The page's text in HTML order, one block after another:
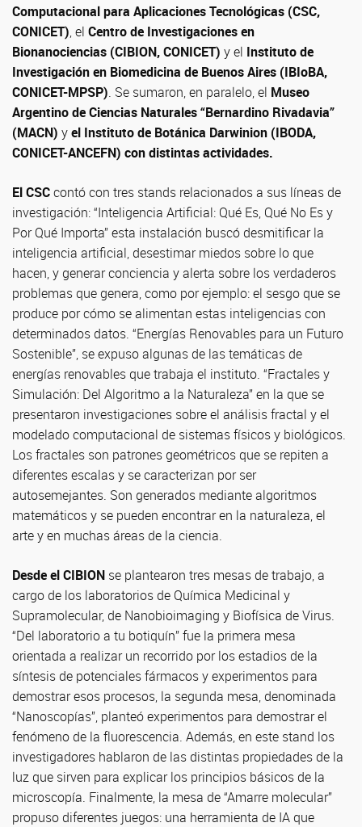
Computacional para Aplicaciones Tecnológicas (CSC,
CONICET), el Centro de Investigaciones en
Bionanociencias (CIBION, CONICET) y el Instituto de
Investigación en Biomedicina de Buenos Aires (IBIoBA,
CONICET-MPSP). Se sumaron, en paralelo, el Museo
Argentino de Ciencias Naturales “Bernardino Rivadavia”
(MACN) yel Instituto de Botánica Darwinion (IBODA,
CONICET-ANCEFN) con distintas actividades.
El CSCcontó con tres stands relacionados a sus líneas de
investigación: “Inteligencia Artificial: Qué Es, Qué No Es y
Por Qué Importa” esta instalación buscó desmitificar la
inteligencia artificial, desestimar miedos sobre lo que
hacen, y generar conciencia y alerta sobre los verdaderos
problemas que genera, como por ejemplo: el sesgo que se
produce por cómo se alimentan estas inteligencias con
determinados datos. “Energías Renovables para un Futuro
Sostenible”, se expuso algunas de las temáticas de
energías renovables que trabaja el instituto. “Fractales y
Simulación: Del Algoritmo a la Naturaleza” en la que se
presentaron investigaciones sobre el análisis fractal y el
modelado computacional de sistemas físicos y biológicos.
Los fractales son patrones geométricos que se repiten a
diferentes escalas y se caracterizan por ser
autosemejantes. Son generados mediante algoritmos
matemáticos y se pueden encontrar en la naturaleza, el
arte y en muchas áreas de la ciencia.
Desde el CIBION se plantearon tres mesas de trabajo, a
cargo de los laboratorios de Química Medicinal y
Supramolecular, de Nanobioimaging y Biofísica de Virus.
“Del laboratorio a tu botiquín” fue la primera mesa
orientada a realizar un recorrido por los estadios de la
síntesis de potenciales fármacos y experimentos para
demostrar esos procesos, la segunda mesa, denominada
“Nanoscopías”, planteó experimentos para demostrar el
fenómeno de la fluorescencia. Además, en este stand los
investigadores hablaron de las distintas propiedades de la
luz que sirven para explicar los principios básicos de la
microscopía. Finalmente, la mesa de “Amarre molecular”
propuso diferentes juegos: una herramienta de IA que